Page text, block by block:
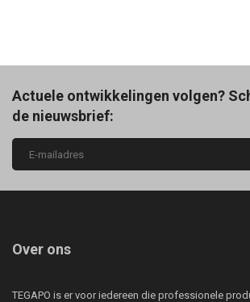
Actuele ontwikkelingen volgen?
de nieuwsbrief:
Over ons
TEGAPO is er voor iedereen die professionele